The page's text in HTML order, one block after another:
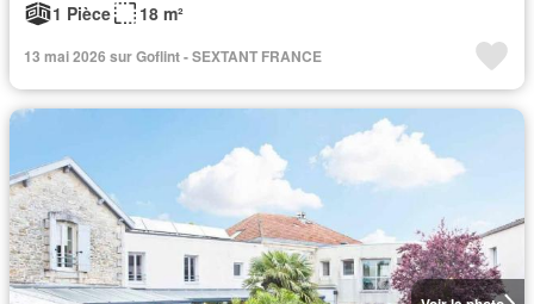
1 Pièce
18 m²
13 mai 2026 sur Goflint - SEXTANT FRANCE